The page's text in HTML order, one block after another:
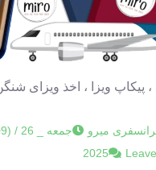
پیکاپ ویزا ، اخذ ویزای
2025